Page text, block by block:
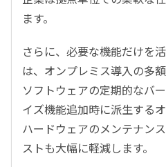
ます。
さらに、必要な機能だけを
は、オンプレミス導入の多
ソフトウェアの定期的なバ
イズ機能追加時に派生する
ハードウェアのメンテナン
ストも大幅に軽減します。